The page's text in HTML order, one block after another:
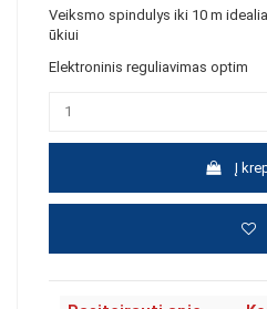
Veiksmo spindulys iki 10 m
ūkiui
Elektroninis reguliavimas optim
Į